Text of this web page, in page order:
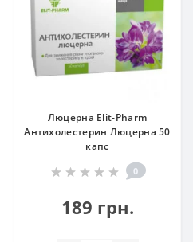
Люцерна Elit-Pharm
Антихолестерин Люцерна 50
капс
0
189 грн.